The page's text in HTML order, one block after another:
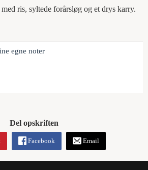
ris, syltede forårsløg og et drys karry.
egne noter
Del opskriften
Facebook Email